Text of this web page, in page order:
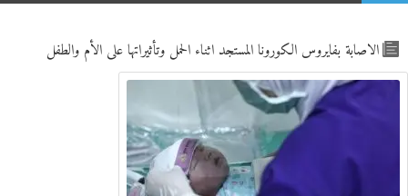
الاصابة بفايروس الكورونا المستجد اثناء الحمل وتأثيراتها على الأم والطفل